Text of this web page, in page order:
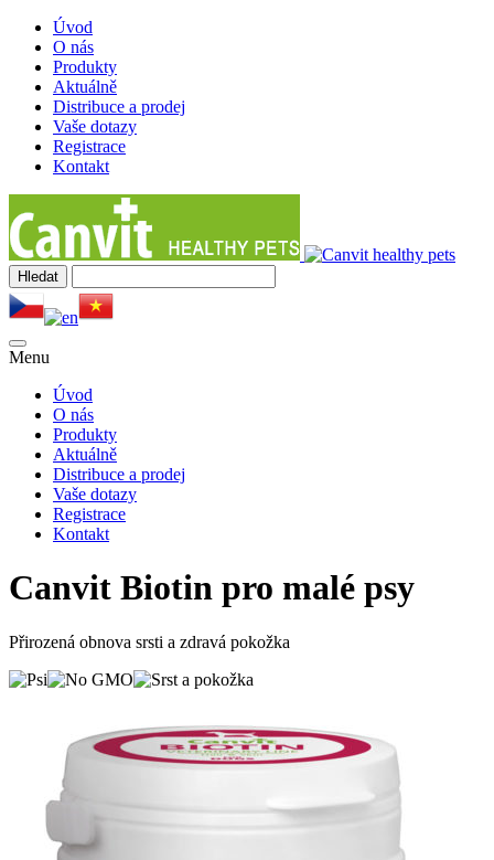
Úvod
O nás
Produkty
Aktuálně
Distribuce a prodej
Vaše dotazy
Registrace
Kontakt
Menu
Úvod
O nás
Produkty
Aktuálně
Distribuce a prodej
Vaše dotazy
Registrace
Kontakt
Canvit Biotin pro malé psy
Přirozená obnova srsti a zdravá pokožka